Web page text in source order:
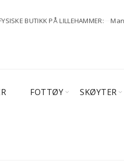
BUTIKK PÅ LILLEHAMMER:
FOTTØY SKØYTER